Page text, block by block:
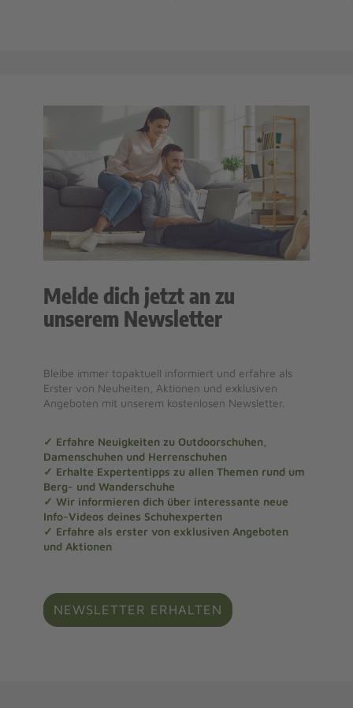
Melde dich jetzt an zu
unserem Newsletter
Bleibe immer topaktuell informiert und erfahre als
Erster von Neuheiten, Aktionen und exklusiven
Angeboten mit unserem kostenlosen Newsletter.
✓ Erfahre Neuigkeiten zu Outdoorschuhen,
Damenschuhen und Herrenschuhen
✓ Erhalte Expertentipps zu allen Themen rund um
Berg- und Wanderschuhe
✓ Wir informieren dich über interessante neue
Info-Videos deines Schuhexperten
✓ Erfahre als erster von exklusiven Angeboten
und Aktionen
NEWSLETTER ERHALTEN